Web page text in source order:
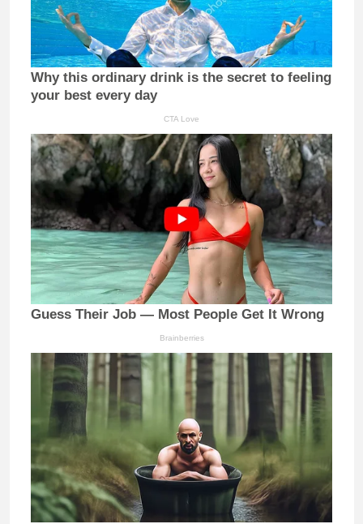
Why this ordinary drink is the secret to feeling
your best every day
CTA Love
Guess Their Job — Most People Get It Wrong
Brainberries